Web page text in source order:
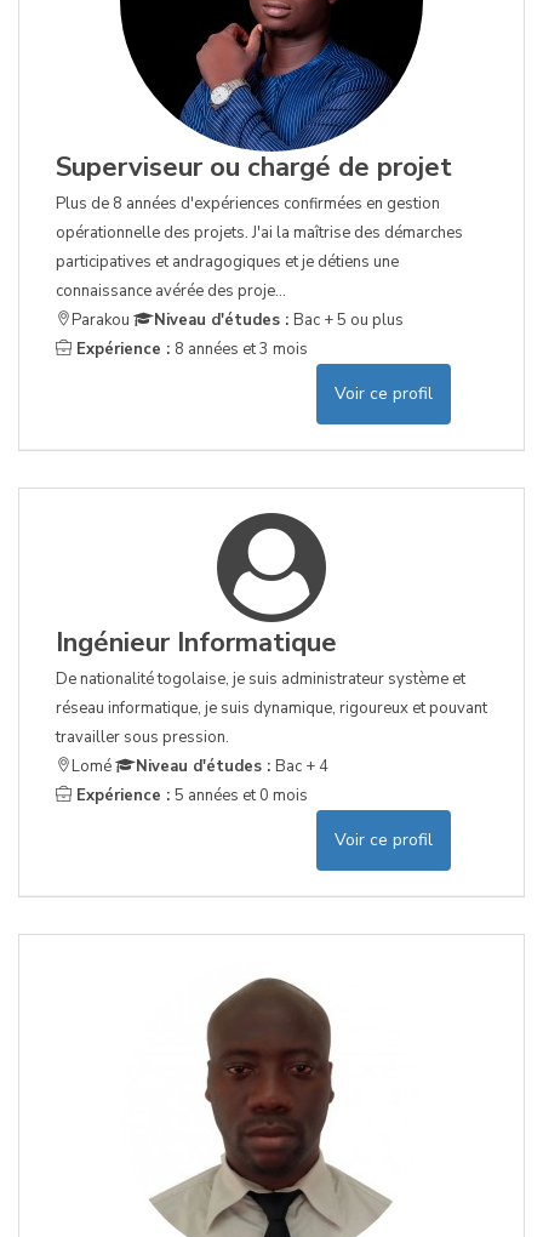
Superviseur ou chargé de projet
Plus de 8 années d'expériences confirmées en gestion
opérationnelle des projets. J'ai la maîtrise des démarches
participatives et andragogiques et je détiens une
connaissance avérée des proje...
Parakou
Niveau d'études : Bac + 5 ou plus
Expérience : 8 années et 3 mois
Voir ce profil
Ingénieur Informatique
De nationalité togolaise, je suis administrateur système et
réseau informatique, je suis dynamique, rigoureux et pouvant
travailler sous pression.
Lomé
Niveau d'études : Bac + 4
Expérience : 5 années et 0 mois
Voir ce profil